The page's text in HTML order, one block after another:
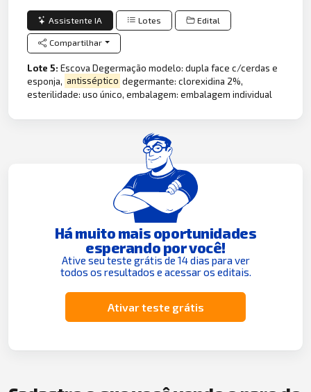
Assistente IA Lotes Edital
Compartilhar
Lote 5:Escova Degermação modelo: dupla face c/cerdas e
esponja, antisséptico degermante: clorexidina 2%,
esterilidade: uso único, embalagem: embalagem individual
Há muito mais oportunidades
esperando por você!
Ative seu teste grátis de 14 dias para ver
todos os resultados e acessar os editais.
Ativar teste grátis